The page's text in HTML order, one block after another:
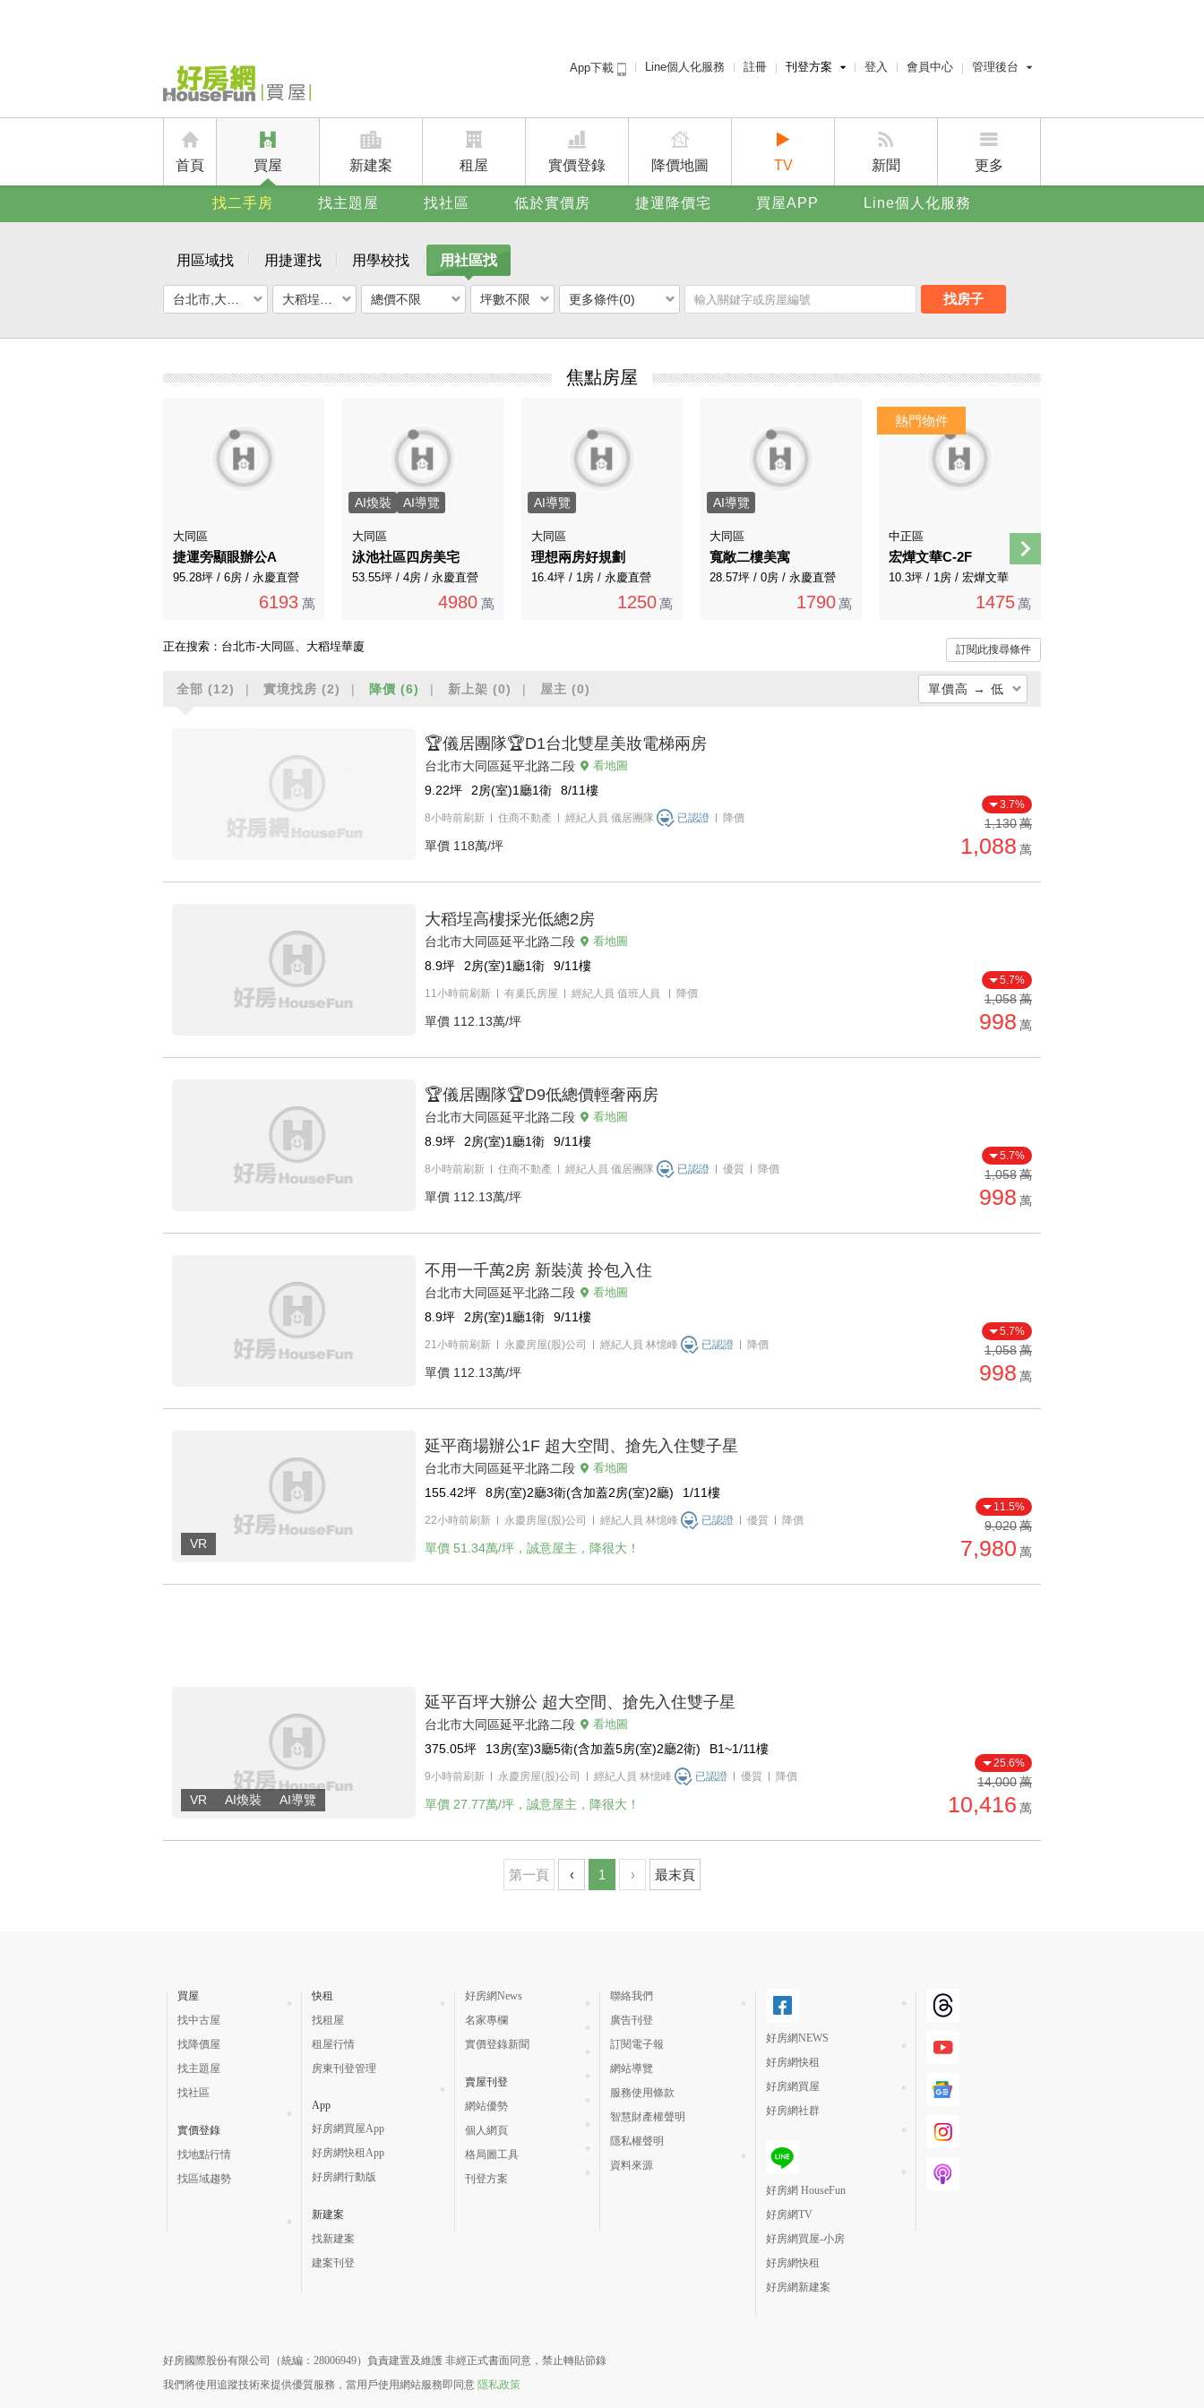
App下載 Line個人化服務 註冊 刊登方案
賣屋刊登
廣告刊登
登入 會員中心 管理後台
屋主管理後台
首頁 買屋 新建案 租屋 實價登錄 降價地圖 TV 新聞 更多
賣屋刊登
找二手房 找主題屋 找社區 低於實價房 捷運降價宅 買屋APP Line個人化服務
用區域找 用捷運找 用學校找 用社區找
總價不限 坪數不限 更多條件(0) 找房子
焦點房屋
大同區
捷運旁顯眼辦公A
95.28坪 / 6房 / 永慶直營
6193 萬
AI煥裝 AI導覽
大同區
泳池社區四房美宅
53.55坪 / 4房 / 永慶直營
4980 萬
AI導覽
大同區
理想兩房好規劃
16.4坪 / 1房 / 永慶直營
1250 萬
AI導覽
大同區
寬敞二樓美寓
28.57坪 / 0房 / 永慶直營
1790 萬
中正區
宏燁文華C-2F
10.3坪 / 1房 / 宏燁文華
1475 萬
正在搜索： 台北市-大同區、大稻埕華廈 訂閱此搜尋條件
全部 (12) 實境找房 (2) 降價 (6) 新上架 (0) 屋主 (0) 單價高 → 低
單價高 → 低
降價幅度高 → 低
刷新時間舊 → 新
月熱門度高 → 低
🏆儀居團隊🏆D1台北雙星美妝電梯兩房
台北市大同區延平北路二段 看地圖
9.22坪 2房(室)1廳1衛 8/11樓
8小時前刷新 住商不動產 經紀人員 儀居團隊 已認證 降價
單價 118萬/坪
3.7%
1,130萬
1,088 萬
大稻埕高樓採光低總2房
台北市大同區延平北路二段 看地圖
8.9坪 2房(室)1廳1衛 9/11樓
11小時前刷新 有巢氏房屋 經紀人員 值班人員 降價
單價 112.13萬/坪
5.7%
1,058萬
998 萬
🏆儀居團隊🏆D9低總價輕奢兩房
台北市大同區延平北路二段 看地圖
8.9坪 2房(室)1廳1衛 9/11樓
8小時前刷新 住商不動產 經紀人員 儀居團隊 已認證 優質 降價
單價 112.13萬/坪
5.7%
1,058萬
998 萬
不用一千萬2房 新裝潢 拎包入住
台北市大同區延平北路二段 看地圖
8.9坪 2房(室)1廳1衛 9/11樓
21小時前刷新 永慶房屋(股)公司 經紀人員 林憶峰 已認證 降價
單價 112.13萬/坪
5.7%
1,058萬
998 萬
延平商場辦公1F 超大空間、搶先入住雙子星
台北市大同區延平北路二段 看地圖
155.42坪 8房(室)2廳3衛(含加蓋2房(室)2廳) 1/11樓
22小時前刷新 永慶房屋(股)公司 經紀人員 林憶峰 已認證 優質 降價
單價 51.34萬/坪，誠意屋主，降很大！
11.5%
9,020萬
7,980 萬
延平百坪大辦公 超大空間、搶先入住雙子星
台北市大同區延平北路二段 看地圖
375.05坪 13房(室)3廳5衛(含加蓋5房(室)2廳2衛) B1~1/11樓
9小時前刷新 永慶房屋(股)公司 經紀人員 林憶峰 已認證 優質 降價
單價 27.77萬/坪，誠意屋主，降很大！
25.6%
14,000萬
10,416 萬
第一頁 ‹ 1 › 最末頁
買屋
找中古屋
找降價屋
找主題屋
找社區
實價登錄
找地點行情
找區域趨勢
快租
找租屋
租屋行情
房東刊登管理
App
好房網買屋App
好房網快租App
好房網行動版
新建案
找新建案
建案刊登
好房網News
名家專欄
實價登錄新聞
賣屋刊登
網站優勢
個人網頁
格局圖工具
刊登方案
聯絡我們
廣告刊登
訂閱電子報
網站導覽
服務使用條款
智慧財產權聲明
隱私權聲明
資料來源
好房網NEWS
好房網快租
好房網買屋
好房網社群
好房網 HouseFun
好房網TV
好房網買屋-小房
好房網快租
好房網新建案
好房國際股份有限公司（統編：28006949）負責建置及維護 非經正式書面同意，禁止轉貼節錄
我們將使用追蹤技術來提供優質服務，當用戶使用網站服務即同意 隱私政策